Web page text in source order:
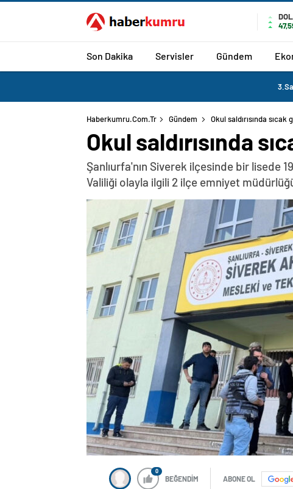
Son Dakika Servisler Gündem
Haberkumru.com.tr Gündem Okul saldırısında
Okul saldırısında
Şanlıurfa'nın Siverek ilçesinde bir lisede
Valiliği olayla ilgili 2 ilçe emniyet
0
BEĞENDİM ABONE OL